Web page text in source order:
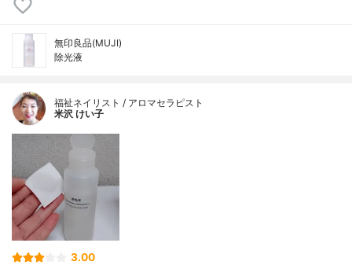
無印良品(MUJI)
除光液
福祉ネイリスト / アロマセラピスト
米沢 けい子
3.00